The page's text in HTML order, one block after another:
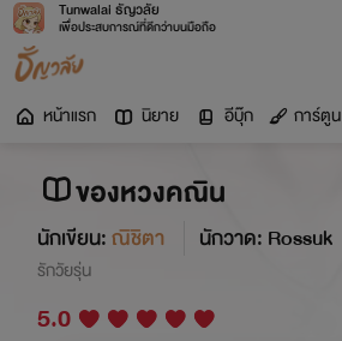
Tunwalai ธัญวลัย
เพื่อประสบการณ์ที่ดีกว่าบนมือถือ
หน้าแรก นิยาย อีบุ๊ก การ์ตูน
ของหวงคณิน
นักเขียน:ณิชิตา นักวาด: Rossuk
รักวัยรุ่น
5.0